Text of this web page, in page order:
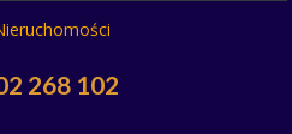
268 102